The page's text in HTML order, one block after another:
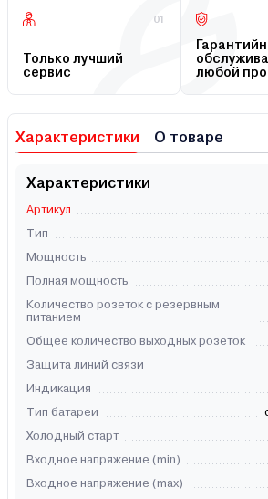
01
Только лучший
сервис
любой
Характеристики О товаре
Характеристики
Артикул
Тип
Мощность
Полная мощность
Количество розеток с резервным
питанием
Общее количество выходных розеток
Защита линий связи
Индикация
Тип батареи
Холодный старт
Входное напряжение (min)
Входное напряжение (max)